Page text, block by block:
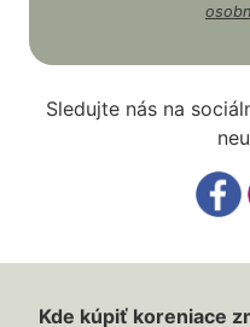
Sledujte nás na
Kde kúpiť koreniace